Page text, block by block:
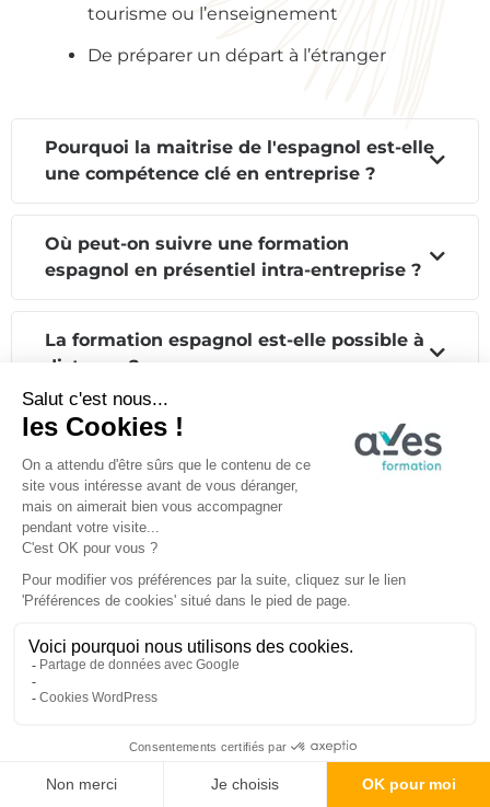
tourisme ou l’enseignement
De préparer un départ à l’étranger
Pourquoi la maitrise de l'espagnol est-elle
une compétence clé en entreprise ?
Où peut-on suivre une formation
espagnol en présentiel intra-entreprise ?
La formation espagnol est-elle possible à
distance ?
Quels niveaux sont disponibles pour la
formation espagnol ?
La formation espagnol est-elle éligible au
CPF ?
?